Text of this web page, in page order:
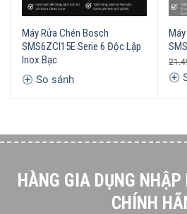
Máy Rửa Chén Bosch
SMS6ZCI15E Serie 6 Độc Lập
Inox Bạc
So sánh
HÀNG GIA DỤNG
CHÍNH